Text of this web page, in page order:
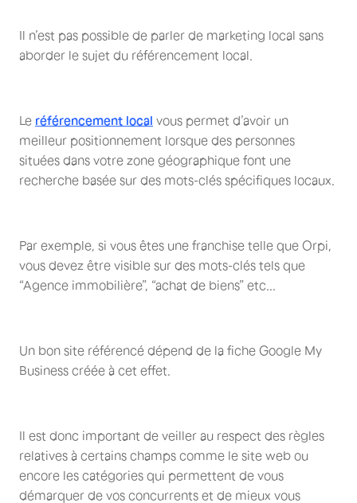
Il n’est pas possible de parler de marketing local sans
aborder le sujet du référencement local.
Le référencement local vous permet d’avoir un
meilleur positionnement lorsque des personnes
situées dans votre zone géographique font une
recherche basée sur des mots-clés spécifiques locaux.
Par exemple, si vous êtes une franchise telle que Orpi,
vous devez être visible sur des mots-clés tels que
“Agence immobilière”, “achat de biens” etc...
Un bon site référencé dépend de la fiche Google My
Business créée à cet effet.
Il est donc important de veiller au respect des règles
relatives à certains champs comme le site web ou
encore les catégories qui permettent de vous
démarquer de vos concurrents et de mieux vous